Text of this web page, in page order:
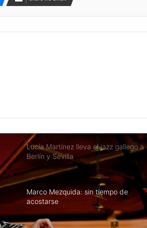
Gonzalo Rubalcaba: el latido
Berlín y Sevilla
Marco Mezquida: sin tiempo de
acostarse
Historia del jazz en México